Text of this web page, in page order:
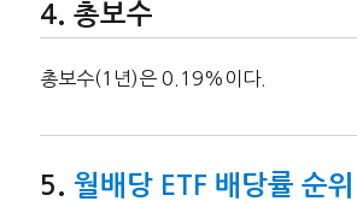
총보수
총보수(1년)은 0.19%이다.
월배당 ETF 배당률 순위